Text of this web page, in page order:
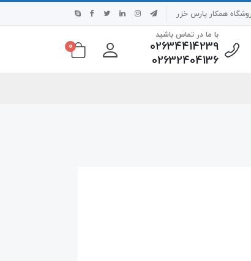
همکار پارس خزر
با ما در تماس باشید
02634414239
02632404136
0